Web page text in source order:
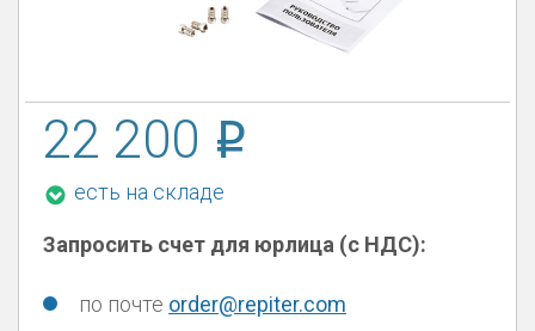
22 200
есть на складе
Запросить счет для юрлица (с НДС):
по почте order@repiter.com